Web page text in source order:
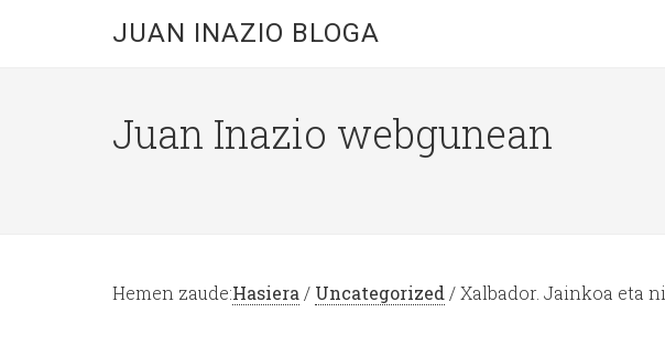
JUAN INAZIO BLOGA
Juan Inazio webgunean
Hemen zaude:Hasiera / Uncategorized / Xalbador. Jainkoa eta ni